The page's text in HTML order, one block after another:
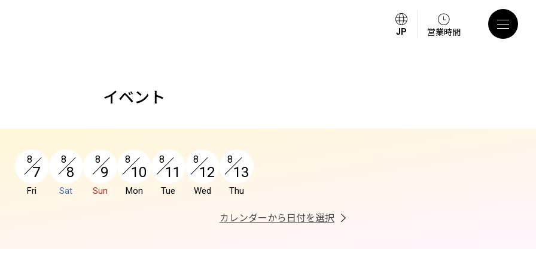
営業時間
イベント
8
7
Fri
8
8
Sat
8
9
Sun
8
10
Mon
8
11
Tue
8
12
Wed
8
13
Thu
カレンダーから日付を選択